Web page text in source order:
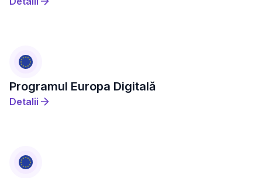
Programul Europa Digitală
Detalii